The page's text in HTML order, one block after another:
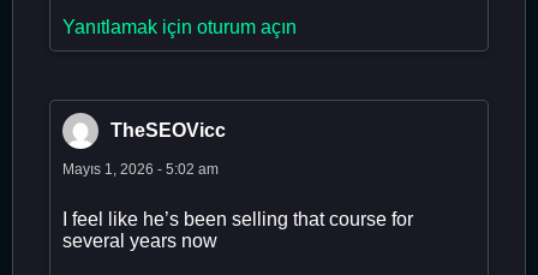
Yanıtlamak için oturum açın
TheSEOVicc
Mayıs 1, 2026 - 5:02 am
I feel like he’s been selling that course for
several years now